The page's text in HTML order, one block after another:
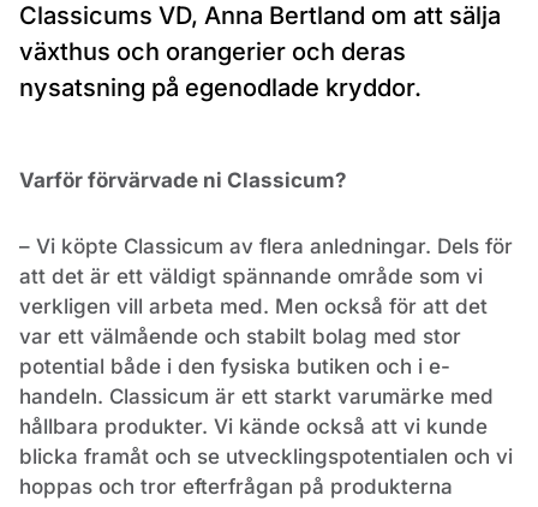
Classicums VD, Anna Bertland om att sälja
växthus och orangerier och deras
nysatsning på egenodlade kryddor.
Varför förvärvade ni Classicum?
– Vi köpte Classicum av flera anledningar. Dels för
att det är ett väldigt spännande område som vi
verkligen vill arbeta med. Men också för att det
var ett välmående och stabilt bolag med stor
potential både i den fysiska butiken och i e-
handeln. Classicum är ett starkt varumärke med
hållbara produkter. Vi kände också att vi kunde
blicka framåt och se utvecklingspotentialen och vi
hoppas och tror efterfrågan på produkterna